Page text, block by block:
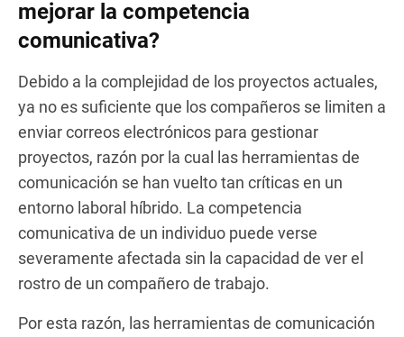
mejorar la competencia
comunicativa?
Debido a la complejidad de los proyectos actuales,
ya no es suficiente que los compañeros se limiten a
enviar correos electrónicos para gestionar
proyectos, razón por la cual las herramientas de
comunicación se han vuelto tan críticas en un
entorno laboral híbrido. La competencia
comunicativa de un individuo puede verse
severamente afectada sin la capacidad de ver el
rostro de un compañero de trabajo.
Por esta razón, las herramientas de comunicación